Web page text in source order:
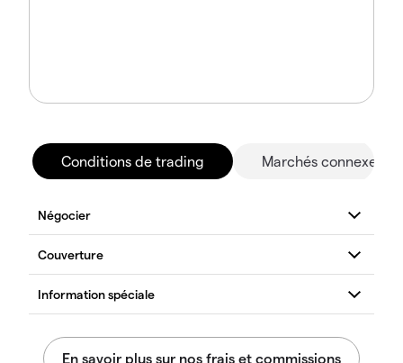
Conditions de trading Marchés connexes